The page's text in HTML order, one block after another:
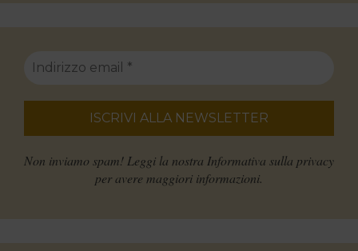
Non inviamo spam! Leggi la nostra Informativa sulla privacy
per avere maggiori informazioni.